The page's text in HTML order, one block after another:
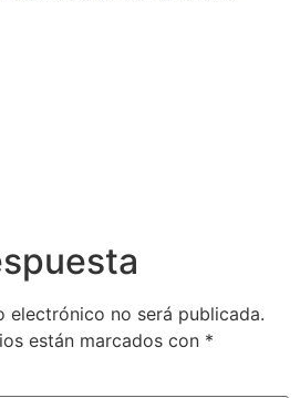
electrónico no será publicada.
están marcados con *